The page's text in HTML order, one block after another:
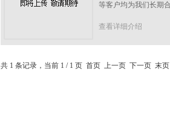
等客户均为我们长期
查看详细介绍
共 1 条记录，当前 1 / 1 页 首页 上一页 下一页 末